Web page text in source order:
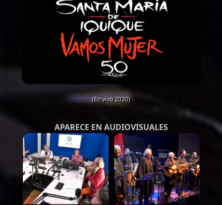
(En vivo 2020)
APARECE EN AUDIOVISUALES